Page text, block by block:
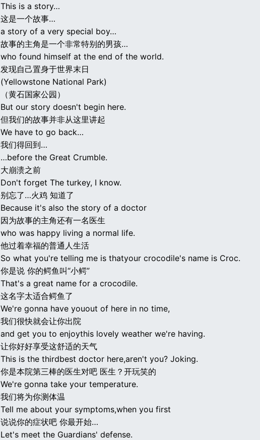
This is a story…
这是一个故事…
a story of a very special boy…
故事的主角是一个非常特别的男孩…
who found himself at the end of the world.
发现自己置身于世界末日
(Yellowstone National Park)
（黄石国家公园）
But our story doesn't begin here.
但我们的故事并非从这里讲起
We have to go back…
我们得回到…
…before the Great Crumble.
大崩溃之前
Don't forget The turkey, I know.
别忘了…火鸡 知道了
Because it's also the story of a doctor
因为故事的主角还有一名医生
who was happy living a normal life.
他过着幸福的普通人生活
So what you're telling me is thatyour crocodile's name is Croc.
你是说 你的鳄鱼叫“小鳄”
That's a great name for a crocodile.
这名字太适合鳄鱼了
We're gonna have youout of here in no time,
我们很快就会让你出院
and get you to enjoythis lovely weather we're having.
让你好好享受这舒适的天气
This is the thirdbest doctor here,aren't you? Joking.
你是本院第三棒的医生对吧 医生？开玩笑的
We're gonna take your temperature.
我们将为你测体温
Tell me about your symptoms,when you first
说说你的症状吧 你最开始…
Let's meet the Guardians' defense.